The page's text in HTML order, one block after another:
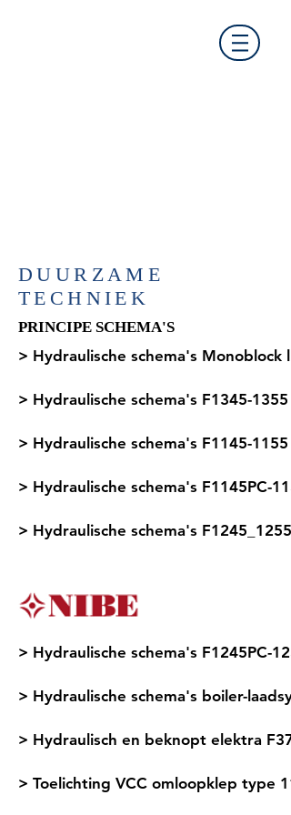
​DUURZAME
TECHNIEK
PRINCIPE SCHEMA'S
> Hydraulische schema's Monoblock
> Hydraulische schema's F1345-1355
> Hydraulische schema's F1145-1155
> Hydraulische schema's F1145PC-
> Hydraulische schema's F1245_1255
> Hydraulische schema's F1245PC-
> Hydraulische schema's boiler-
> Hydraulisch en beknopt elektra
> Toelichting VCC omloopklep type